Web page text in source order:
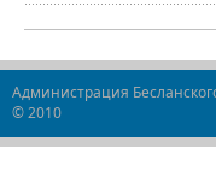
Администрация
© 2010